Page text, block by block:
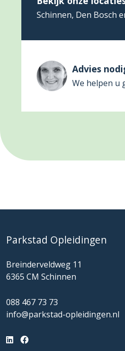
Schinnen, Den Bosch
Advies
We helpen u
Parkstad Opleidingen
Breinderveldweg 11
6365 CM Schinnen
088 467 73 73
info@parkstad-opleidingen.nl